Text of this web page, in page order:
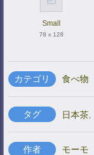
Small
78 x 128
カテゴリ 食べ物
タグ 日本茶,
作者 モーモ